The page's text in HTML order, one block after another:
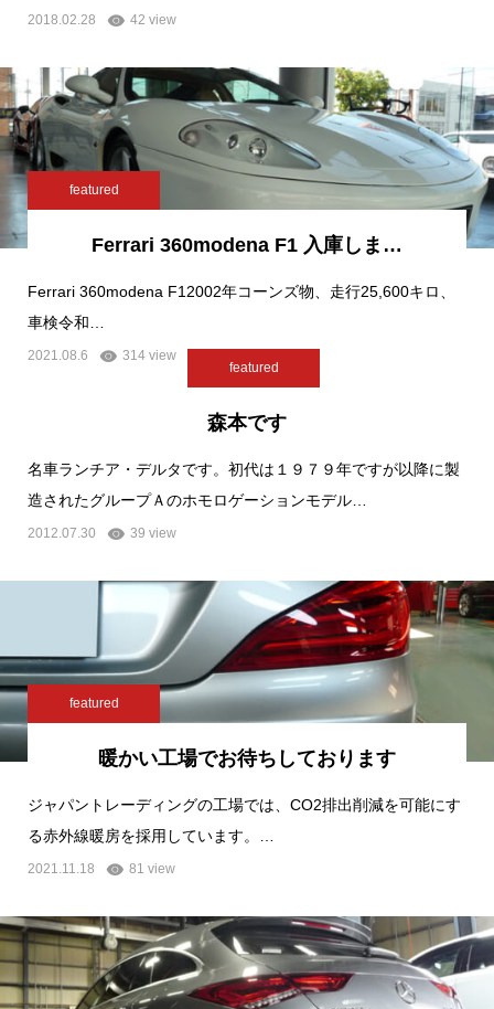
2018.02.28 42 view
featured
Ferrari 360modena F1 入庫しま…
Ferrari 360modena F12002年コーンズ物、走行25,600キロ、
車検令和…
2021.08.6 314 view
featured
森本です
名車ランチア・デルタです。初代は１９７９年ですが以降に製
造されたグループＡのホモロゲーションモデル…
2012.07.30 39 view
featured
暖かい工場でお待ちしております
ジャパントレーディングの工場では、CO2排出削減を可能にす
る赤外線暖房を採用しています。…
2021.11.18 81 view